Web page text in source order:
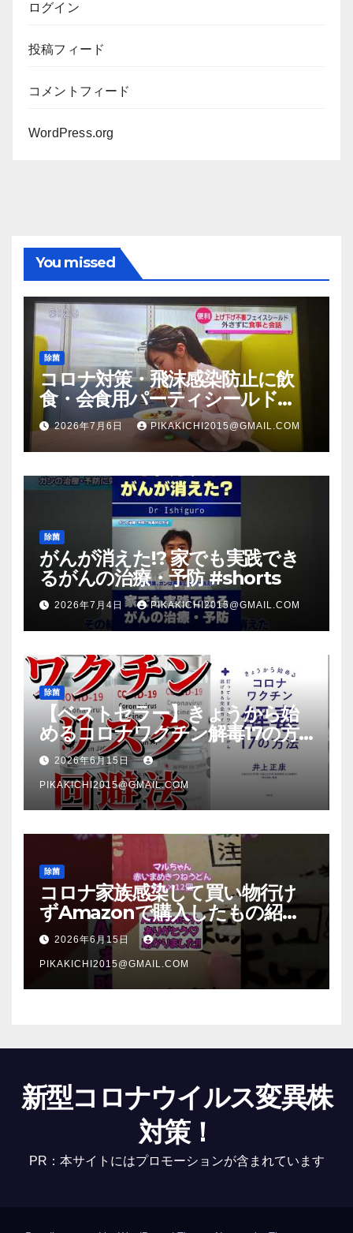
ログイン
投稿フィード
コメントフィード
WordPress.org
You missed
除菌
コロナ対策・飛沫感染防止に飲
食・会食用パーティシールド
（マスク会食代替品）ＦＢＣ福井
放送のＴＶ番組での紹介映像
2026年7月6日 PIKAKICHI2015@GMAIL.COM
除菌
がんが消えた!? 家でも実践でき
るがんの治療・予防 #shorts
2026年7月4日 PIKAKICHI2015@GMAIL.COM
除菌
【ベストセラー】きょうから始
めるコロナワクチン解毒17の方
法【本要約】
2026年6月15日
PIKAKICHI2015@GMAIL.COM
除菌
コロナ家族感染して買い物行け
ずAmazonで購入したもの紹
介 #Shorts
2026年6月15日
PIKAKICHI2015@GMAIL.COM
新型コロナウイルス変異株
対策！
PR：本サイトにはプロモーションが含まれています